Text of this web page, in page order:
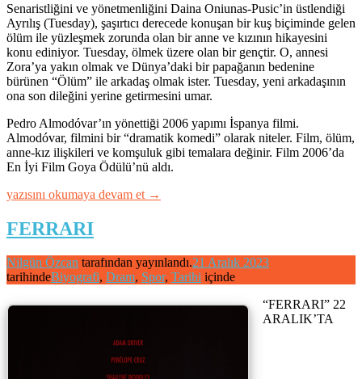
Senaristliğini ve yönetmenliğini Daina Oniunas-Pusic’in üstlendiği
Ayrılış (Tuesday), şaşırtıcı derecede konuşan bir kuş biçiminde gelen
ölüm ile yüzleşmek zorunda olan bir anne ve kızının hikayesini
konu ediniyor. Tuesday, ölmek üzere olan bir gençtir. O, annesi
Zora’ya yakın olmak ve Dünya’daki bir papağanın bedenine
bürünen “Ölüm” ile arkadaş olmak ister. Tuesday, yeni arkadaşının
ona son dileğini yerine getirmesini umar.
Pedro Almodóvar’ın yönettiği 2006 yapımı İspanya filmi.
Almodóvar, filmini bir “dramatik komedi” olarak niteler. Film, ölüm,
anne-kız ilişkileri ve komşuluk gibi temalara değinir. Film 2006’da
En İyi Film Goya Ödülü’nü aldı.
“Dönüş
Volver”
yazısını okumaya devam et →
FERRARI
Nilgün Özcan tarafından yayınlandı.21 Aralık 2023
tarihindeBiyografi, Dram, Spor, Tarihi içinde
“FERRARI” 22
ARALIK’TA